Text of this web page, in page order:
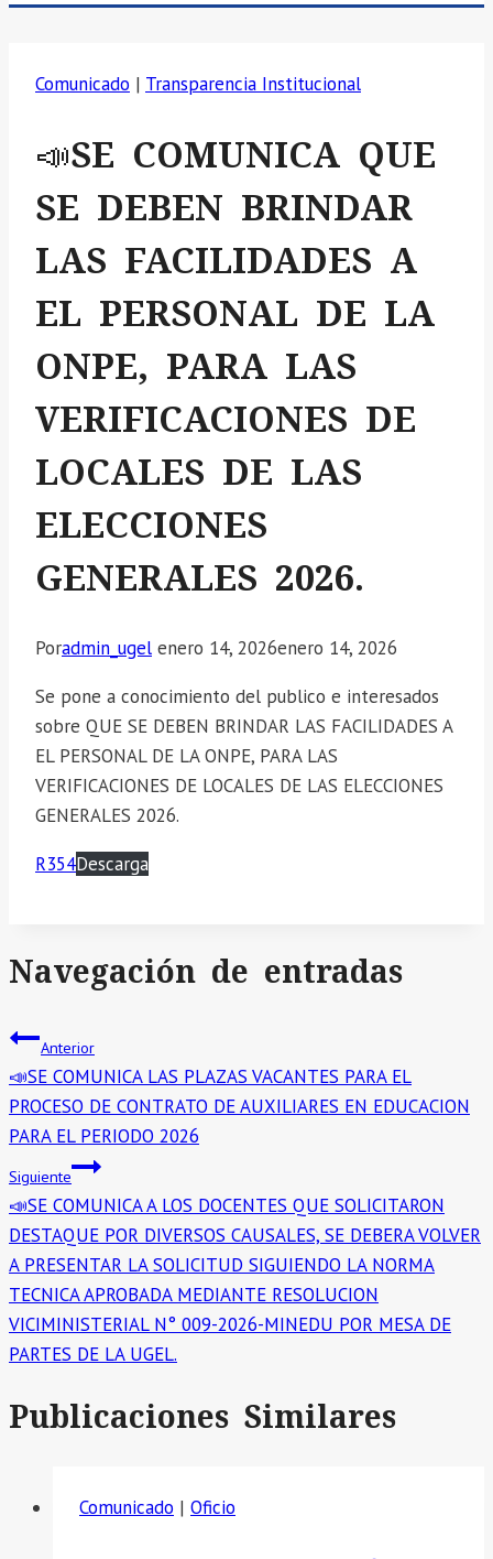
Comunicado | Transparencia Institucional
📣SE COMUNICA QUE
SE DEBEN BRINDAR
LAS FACILIDADES A
EL PERSONAL DE LA
ONPE, PARA LAS
VERIFICACIONES DE
LOCALES DE LAS
ELECCIONES
GENERALES 2026.
Poradmin_ugel enero 14, 2026enero 14, 2026
Se pone a conocimiento del publico e interesados
sobre QUE SE DEBEN BRINDAR LAS FACILIDADES A
EL PERSONAL DE LA ONPE, PARA LAS
VERIFICACIONES DE LOCALES DE LAS ELECCIONES
GENERALES 2026.
R354Descarga
Navegación de entradas
Anterior
📣SE COMUNICA LAS PLAZAS VACANTES PARA EL
PROCESO DE CONTRATO DE AUXILIARES EN EDUCACION
PARA EL PERIODO 2026
Siguiente
📣SE COMUNICA A LOS DOCENTES QUE SOLICITARON
DESTAQUE POR DIVERSOS CAUSALES, SE DEBERA VOLVER
A PRESENTAR LA SOLICITUD SIGUIENDO LA NORMA
TECNICA APROBADA MEDIANTE RESOLUCION
VICIMINISTERIAL N° 009-2026-MINEDU POR MESA DE
PARTES DE LA UGEL.
Publicaciones Similares
Comunicado | Oficio